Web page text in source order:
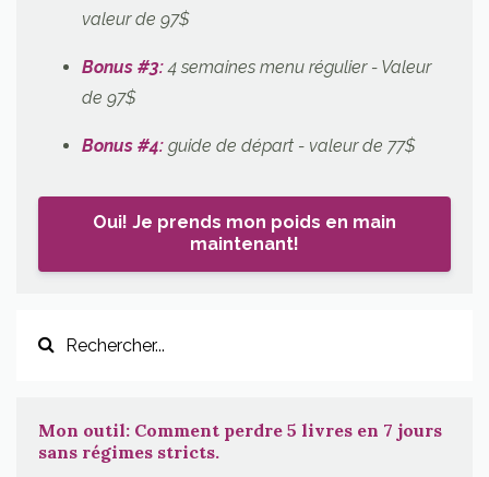
valeur de 97$
Bonus #3: 4 semaines menu régulier - Valeur
de 97$
Bonus #4: guide de départ - valeur de 77$
Oui! Je prends mon poids en main
maintenant!
Mon outil: Comment perdre 5 livres en 7 jours
sans régimes stricts.